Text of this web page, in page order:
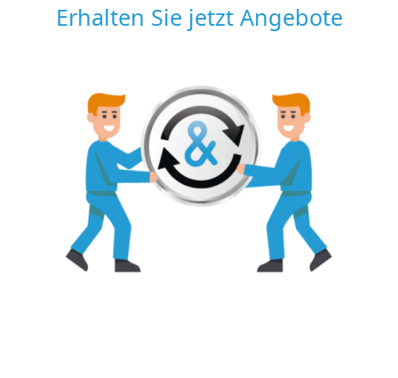
Erhalten Sie jetzt Angebote